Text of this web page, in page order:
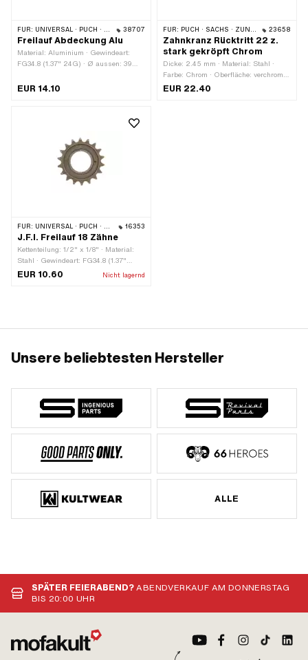
FÜR: UNIVERSAL · PUCH · SACHS · PONY / CILO (BETA 521 & 512) 38707
Freilauf Abdeckung Alu
Material: Aluminium · Gewindeart:
FG34.8 (1.37" 24G) · Ø aussen: 39
mm
EUR 14.10
FÜR: PUCH · SACHS · ZÜNDAPP BELMONDO · CILO 23658
Zahnkranz Rücktritt 22 z.
stark gekröpft Chrom
Dicke: 2.45 mm · Material: Stahl ·
Farbe: Chrom · Oberfläche: verchromt ·
Anzahl Zähne: 22 Stk.
EUR 22.40
FÜR: UNIVERSAL · PUCH · SACHS · PIAGGIO 16353
J.F.I. Freilauf 18 Zähne
Kettenteilung: 1/2" x 1/8" · Material:
Stahl · Gewindeart: FG34.8 (1.37"
24G) · Oberfläche: gehärtet · Anzahl
EUR 10.60 Nicht lagernd
Unsere beliebtesten Hersteller
ALLE
SPÄTER FEIERABEND?ABENDVERKAUF AM DONNERSTAG
BIS 20:00 UHR